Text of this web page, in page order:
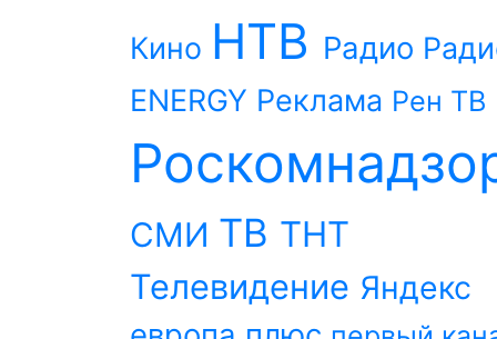
Кино НТВ Радио
ENERGY Реклама Рен ТВ
СМИ ТВ ТНТ
Телевидение Яндекс